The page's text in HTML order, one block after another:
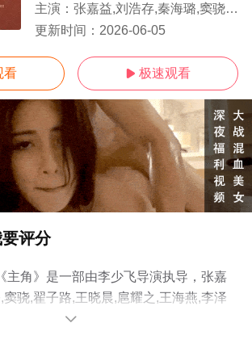
主演： 张嘉益,刘浩存,秦海璐,窦骁,翟子路,王晓晨,扈耀之,王海燕,李泽锋,孙浩,姬他,张国强,王丽坤,石文中,韩沛颖,苗阜
更新时间： 2026-06-05
看  极速观看
评分
主角》是一部由李少飞导演执导，张嘉
骁,翟子路,王晓晨,扈耀之,王海燕,李泽
强,王丽坤,石文中,韩沛颖,苗阜等演员精彩
